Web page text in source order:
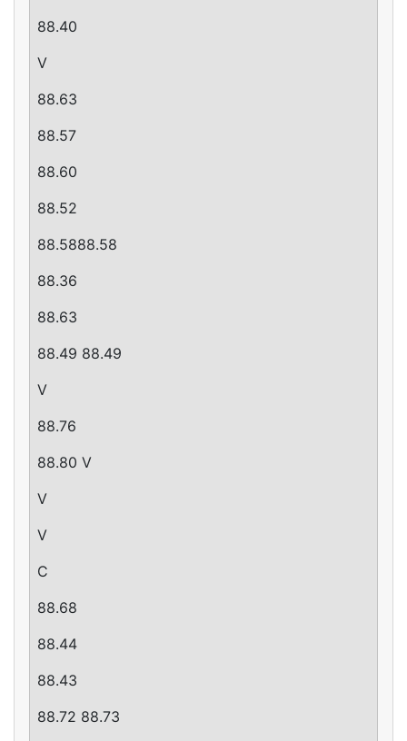
88.40
V
88.63
88.57
88.60
88.52
88.5888.58
88.36
88.63
88.49 88.49
V
88.76
88.80 V
V
V
C
88.68
88.44
88.43
88.72 88.73